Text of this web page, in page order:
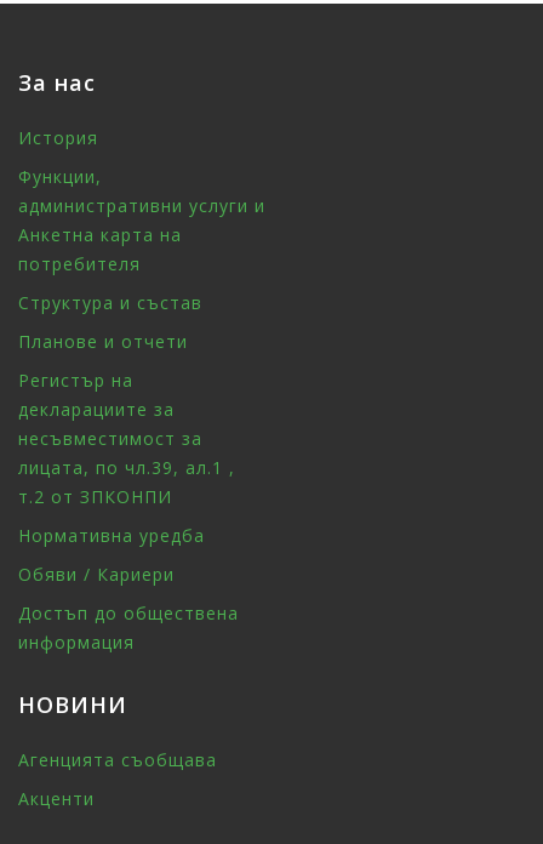
За нас
История
Функции,
административни услуги и
Анкетна карта на
потребителя
Структура и състав
Планове и отчети
Регистър на
декларациите за
несъвместимост за
лицата, по чл.39, ал.1 ,
т.2 от ЗПКОНПИ
Нормативна уредба
Обяви / Кариери
Достъп до обществена
информация
НОВИНИ
Агенцията съобщава
Акценти